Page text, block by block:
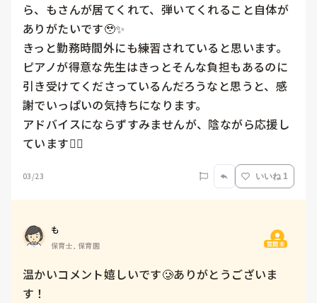
ら、もさんが居てくれて、弾いてくれること自体が
ありがたいです🥹✨
きっと勤務時間外にも練習されていると思います。
ピアノが得意な先生はきっとそんな負担もあるのに
引き受けてくださっているんだろうなと思うと、感
謝でいっぱいの気持ちになります。
アドバイスにならずすみませんが、陰ながら応援し
ています❤️‍🔥
03/23 いいね 1
も
保育士, 保育園 質問主
温かいコメント嬉しいです🥲ありがとうございま
す！